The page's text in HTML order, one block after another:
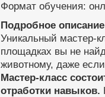
Формат обучения:
Подробное
Уникальный мастер-
площадках вы не
животному, даже
Мастер-класс
отработки навыков.